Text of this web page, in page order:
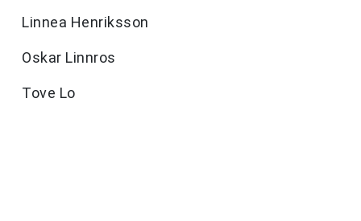
Linnea Henriksson
Oskar Linnros
Tove Lo